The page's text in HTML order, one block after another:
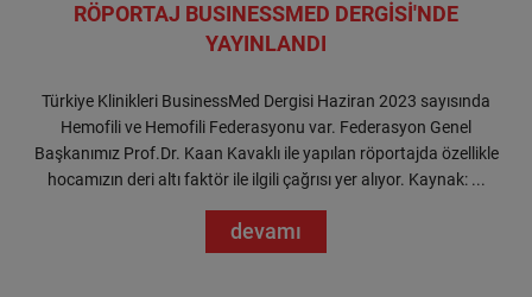
RÖPORTAJ BUSINESSMED DERGİSİ'NDE
YAYINLANDI
Türkiye Klinikleri BusinessMed Dergisi Haziran 2023 sayısında
Hemofili ve Hemofili Federasyonu var. Federasyon Genel
Başkanımız Prof.Dr. Kaan Kavaklı ile yapılan röportajda özellikle
hocamızın deri altı faktör ile ilgili çağrısı yer alıyor. Kaynak: ...
devamı